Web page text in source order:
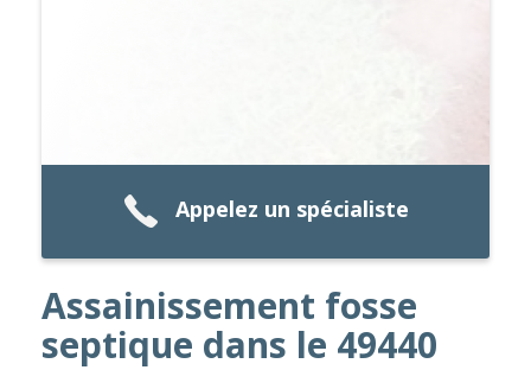
Appelez un spécialiste
Assainissement fosse
septique dans le 49440